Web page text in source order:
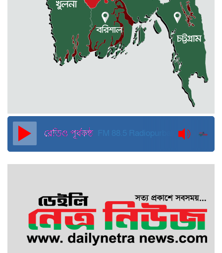
কুড়িগ্রামে বন্যাদুর্গতদের জন্য বরাদ্দকৃত
৩০ মেট্রিক টন চাল,একমুঠোও জোটেনি
ক্ষতিগ্রস্ত মানুষের ভাগ্যে
জুলাই ব্যবসা ও হাদি ব্যবসা চালু রাখতে
হবে: মাহমুদা মিতু
দুবাইয়ে কারাগার থেকে মুক্তি পেয়েছেন
পুলিশের সাবেক মহাপরিদর্শক বেনজীর
আহমেদ
FM 88.5 Radiopurbakantho